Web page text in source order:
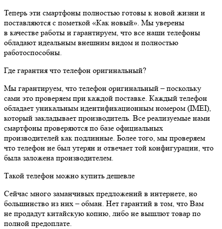
Теперь эти смартфоны полностью готовы к новой жизни и
поставляются с пометкой «Как новый». Мы уверены
в качестве работы и гарантируем, что все наши телефоны
обладают идеальным внешним видом и полностью
работоспособны.
Где гарантия что телефон оригинальный?
Мы гарантируем, что телефон оригинальный – поскольку
сами это проверяем при каждой поставке. Каждый телефон
обладает уникальным идентификационным номером (IMEI),
который закладывает производитель. Все реализуемые нами
смартфоны проверяются по базе официальных
производителей как подлинные. Более того, мы проверяем
что телефон не был утерян и отвечает той конфигурации, что
была заложена производителем.
Такой телефон можно купить дешевле
Сейчас много заманчивых предложений в интернете, но
большинство из них – обман. Нет гарантий в том, что Вам
не продадут китайскую копию, либо не вышлют товар по
полной предоплате.